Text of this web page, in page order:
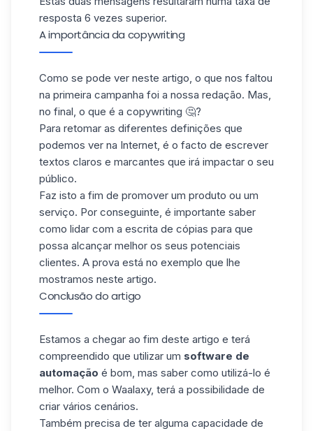
resposta 6 vezes superior.
A importância da copywriting
Como se pode ver neste artigo, o que nos faltou
na primeira campanha foi a nossa redação. Mas,
no final, o que é a copywriting 🤔?
Para retomar as diferentes definições que
podemos ver na Internet, é o facto de escrever
textos claros e marcantes que irá impactar o seu
público.
Faz isto a fim de promover um produto ou um
serviço. Por conseguinte, é importante saber
como lidar com a escrita de cópias para que
possa alcançar melhor os seus potenciais
clientes. A prova está no exemplo que lhe
mostramos neste artigo.
Conclusão do artigo
Estamos a chegar ao fim deste artigo e terá
compreendido que utilizar um software de
automação é bom, mas saber como utilizá-lo é
melhor. Com o Waalaxy, terá a possibilidade de
criar vários cenários.
Também precisa de ter alguma capacidade de